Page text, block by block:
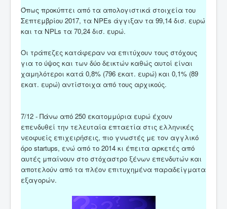
Όπως προκύπτει από τα απολογιστικά στοιχεία του
Σεπτεμβρίου 2017, τα NPEs άγγιξαν τα 99,14 δισ. ευρώ
και τα NPLs τα 70,24 δισ. ευρώ.
Οι τράπεζες κατάφεραν να επιτύχουν τους στόχους
για το ύψος και των δύο δεικτών καθώς αυτοί είναι
χαμηλότεροι κατά 0,8% (796 εκατ. ευρώ) και 0,1% (89
εκατ. ευρώ) αντίστοιχα από τους αρχικούς.
7/12 - Πάνω από 250 εκατομμύρια ευρώ έχουν
επενδυθεί την τελευταία επταετία στις ελληνικές
νεοφυείς επιχειρήσεις, πιο γνωστές με τον αγγλικό
όρο startups, ενώ από το 2014 κι έπειτα αρκετές από
αυτές μπαίνουν στο στόχαστρο ξένων επενδυτών και
αποτελούν από τα πλέον επιτυχημένα παραδείγματα
εξαγορών.